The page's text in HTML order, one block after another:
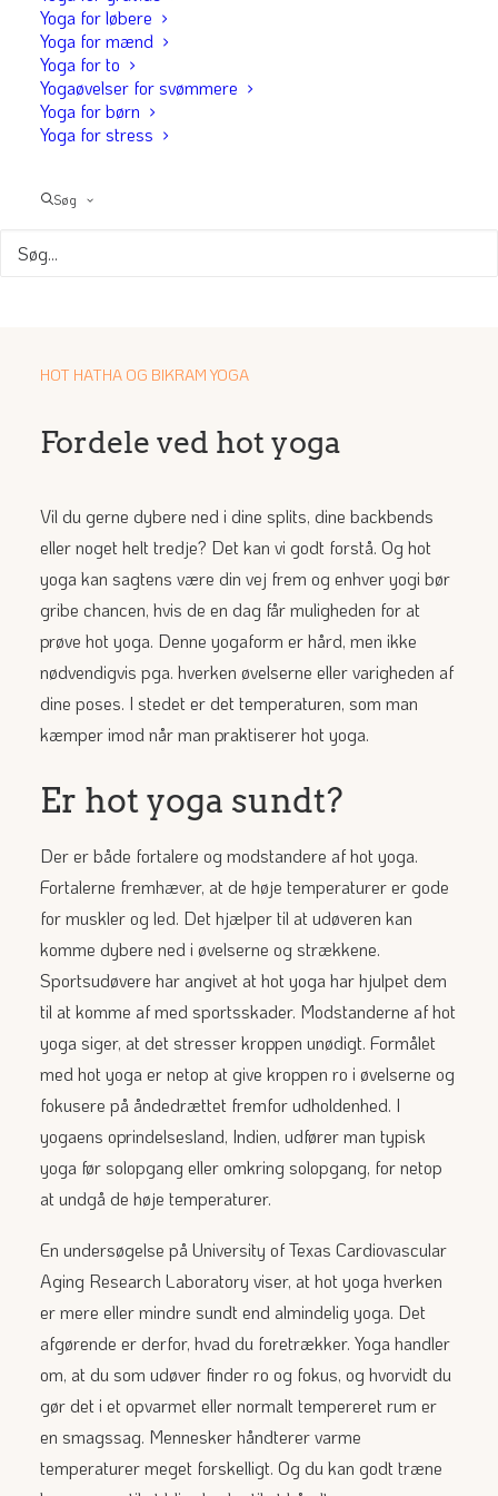
Yoga for løbere
Yoga for mænd
Yoga for to
Yogaøvelser for svømmere
Yoga for børn
Yoga for stress
Søg
blodgennemstrømningen og løsne musklerne op. Den
varme temperatur hjælper på kroppens fleksibilitet.
Samtidig gør varmen og de udfordrende stillinger, at
man sveder mere end normalt. Det siges at have en
udrensende effekt.
vand før og efter din hot yoga session. Samtidig skal du
mad.
HOT HATHA OG BIKRAM YOGA
Fordele ved hot yoga
Vil du gerne dybere ned i dine splits, dine backbends
eller noget helt tredje? Det kan vi godt forstå. Og hot
yoga kan sagtens være din vej frem og enhver yogi bør
gribe chancen, hvis de en dag får muligheden for at
prøve hot yoga. Denne yogaform er hård, men ikke
nødvendigvis pga. hverken øvelserne eller varigheden af
dine poses. I stedet er det temperaturen, som man
kæmper imod når man praktiserer hot yoga.
Er hot yoga sundt?
Der er både fortalere og modstandere af hot yoga.
Fortalerne fremhæver, at de høje temperaturer er gode
for muskler og led. Det hjælper til at udøveren kan
komme dybere ned i øvelserne og strækkene.
Sportsudøvere har angivet at hot yoga har hjulpet dem
til at komme af med sportsskader. Modstanderne af hot
yoga siger, at det stresser kroppen unødigt. Formålet
med hot yoga er netop at give kroppen ro i øvelserne og
fokusere på åndedrættet fremfor udholdenhed. I
yogaens oprindelsesland, Indien, udfører man typisk
yoga før solopgang eller omkring solopgang, for netop
at undgå de høje temperaturer.
En undersøgelse på University of Texas Cardiovascular
Aging Research Laboratory viser, at hot yoga hverken
er mere eller mindre sundt end almindelig yoga. Det
afgørende er derfor, hvad du foretrækker. Yoga handler
om, at du som udøver finder ro og fokus, og hvorvidt du
gør det i et opvarmet eller normalt tempereret rum er
en smagssag. Mennesker håndterer varme
temperaturer meget forskelligt. Og du kan godt træne